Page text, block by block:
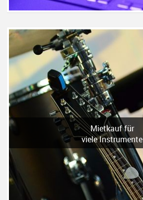
Mietkauf für
viele Instrumente